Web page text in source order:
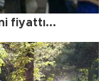
fiyattı...